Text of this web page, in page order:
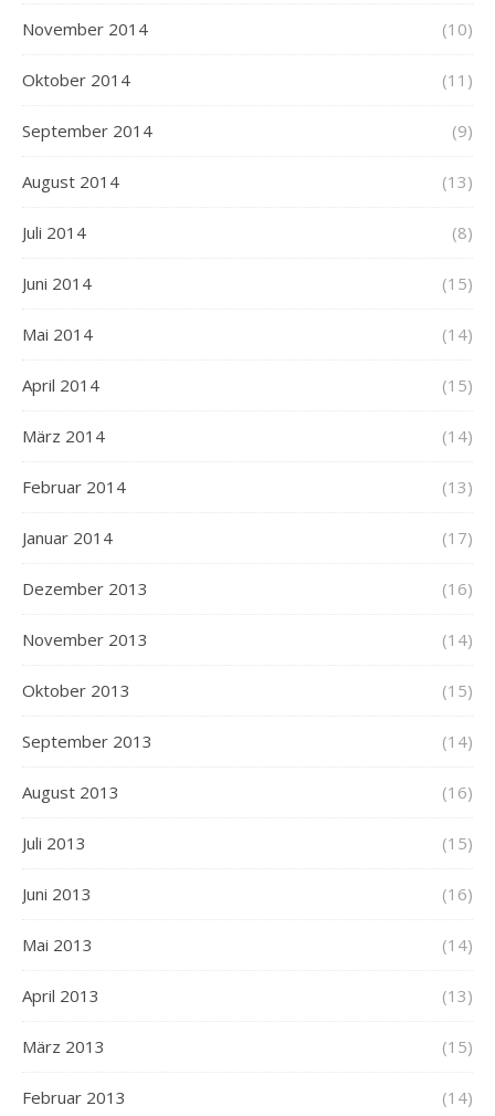
November 2014 (10)
Oktober 2014 (11)
September 2014 (9)
August 2014 (13)
Juli 2014 (8)
Juni 2014 (15)
Mai 2014 (14)
April 2014 (15)
März 2014 (14)
Februar 2014 (13)
Januar 2014 (17)
Dezember 2013 (16)
November 2013 (14)
Oktober 2013 (15)
September 2013 (14)
August 2013 (16)
Juli 2013 (15)
Juni 2013 (16)
Mai 2013 (14)
April 2013 (13)
März 2013 (15)
Februar 2013 (14)